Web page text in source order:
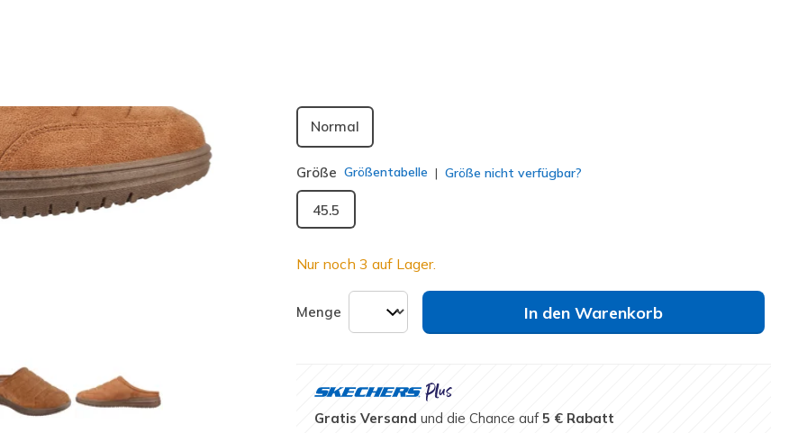
Normal
Größe Größentabelle Größe nicht verfügbar?
45.5
Nur noch 3 auf Lager.
Menge In den Warenkorb
Gratis Versand und die Chance auf5 € Rabatt